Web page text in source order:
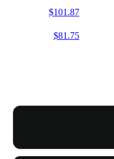
$101.87
$81.75